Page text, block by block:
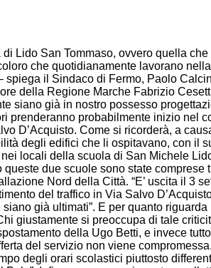
Lido San Tommaso, ovvero quella
che quotidianamente lavorano
il Sindaco di Fermo, Paolo
della Regione Marche Fabrizio
siano già in nostro possesso
prenderanno probabilmente inizio nel
D’Acquisto. Come si ricorderà, a
degli edifici che li ospitavano, con il
locali della scuola di San Michele
due scuole sono state comprese
Nord della Città. “E’ uscita il 3
del traffico in Via Salvo
già ultimati”. E per quanto riguarda
giustamente si preoccupa di tale
della Ugo Betti, e invece
del servizio non viene
degli orari scolastici piuttosto